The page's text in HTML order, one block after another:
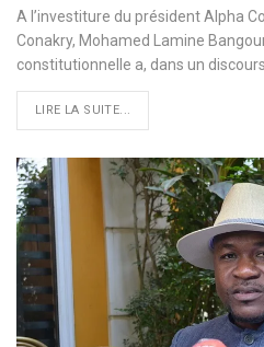
A l’investiture du président Alpha
Conakry, Mohamed Lamine
constitutionnelle a, dans un
LIRE LA SUITE...